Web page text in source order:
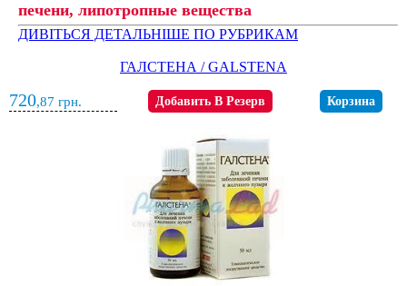
печени, липотропные вещества
ДИВІТЬСЯ ДЕТАЛЬНІШЕ ПО РУБРИКАМ
ГАЛСТЕНА / GALSTENA
720,87 грн. Добавить В Резерв Корзина